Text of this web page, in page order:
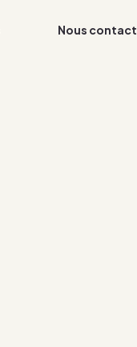
Nous